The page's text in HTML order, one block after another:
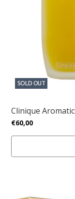
SOLD OUT
Clinique
€60,00